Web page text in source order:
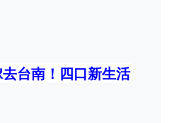
台南！四口新生活